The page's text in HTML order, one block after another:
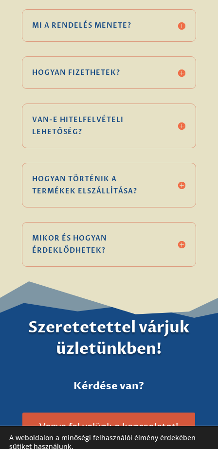
MI A RENDELÉS MENETE?
HOGYAN FIZETHETEK?
VAN-E HITELFELVÉTELI
LEHETŐSÉG?
HOGYAN TÖRTÉNIK A
TERMÉKEK ELSZÁLLÍTÁSA?
MIKOR ÉS HOGYAN
ÉRDEKLŐDHETEK?
Szeretetettel várjuk
üzletünkben!
Kérdése van?
Vegye fel velünk a kapcsolatot!
A weboldalon a minőségi felhasználói élmény érdekében
sütiket használunk.